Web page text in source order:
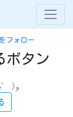
をフォロー
ボタン
ログイン不要でかんたん٩( ‘ω’ )و